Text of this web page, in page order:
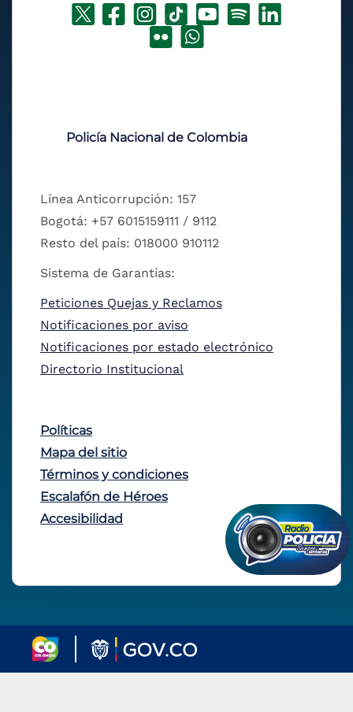
Policía Nacional de Colombia
Línea Anticorrupción: 157
Bogotá: +57 6015159111 / 9112
Resto del país: 018000 910112
Sistema de Garantías:
Peticiones Quejas y Reclamos
Notificaciones por aviso
Notificaciones por estado electrónico
Directorio Institucional
Políticas
Mapa del sitio
Términos y condiciones
Escalafón de Héroes
Accesibilidad